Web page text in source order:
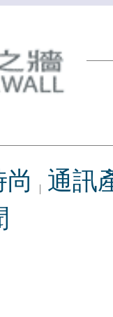
通訊